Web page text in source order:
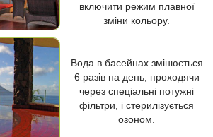
включити режим плавної
зміни кольору.
Вода в басейнах змінюється
6 разів на день, проходячи
через спеціальні потужні
фільтри, і стерилізується
озоном.